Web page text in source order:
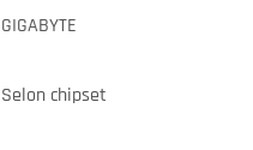
GIGABYTE
Selon chipset